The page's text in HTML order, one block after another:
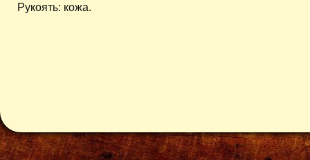
Рукоять: кожа.